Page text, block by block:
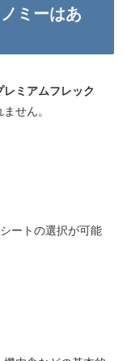
ミーはあ
レミアムフレック
せん。
ートの選択が可能